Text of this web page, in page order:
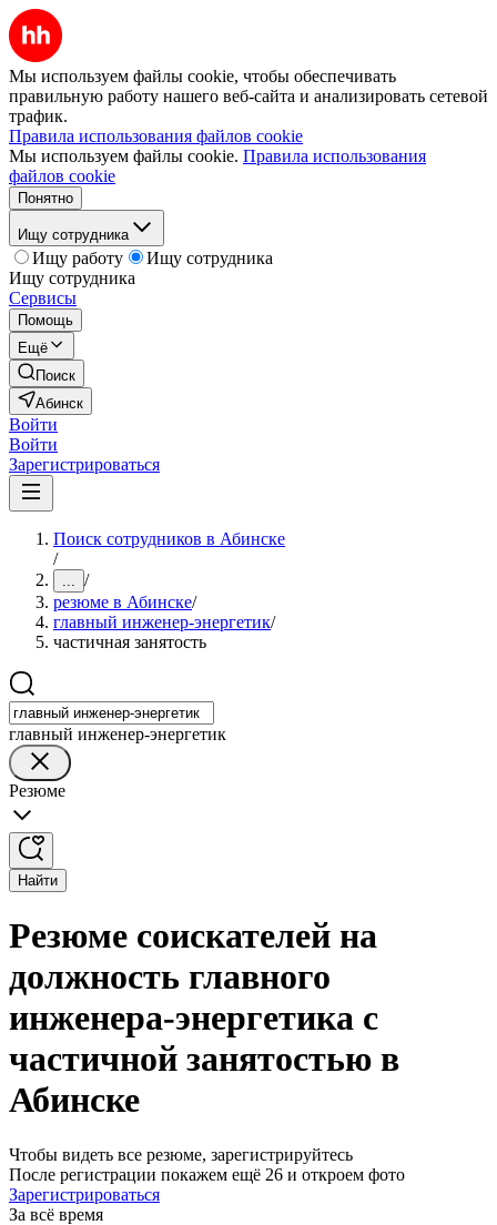
Мы используем файлы cookie, чтобы обеспечивать
правильную работу нашего веб-сайта и анализировать сетевой
трафик.
Правила использования файлов cookie
Мы используем файлы cookie. Правила использования
файлов cookie
Понятно
Ищу сотрудника
Ищу работу
Ищу сотрудника
Ищу сотрудника
Сервисы
Помощь
Ещё
Поиск
Абинск
Войти
Войти
Зарегистрироваться
Поиск сотрудников в Абинске
/
... /
резюме в Абинске/
главный инженер-энергетик/
частичная занятость
главный инженер-энергетик
Резюме
Найти
Резюме соискателей на
должность главного
инженера-энергетика с
частичной занятостью в
Абинске
Чтобы видеть все резюме, зарегистрируйтесь
После регистрации покажем ещё 26 и откроем фото
Зарегистрироваться
За всё время